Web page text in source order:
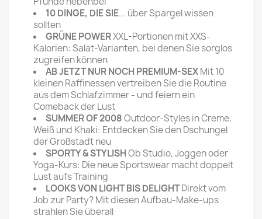
10 DINGE, DIE SIE... über Spargel wissen
sollten
GRÜNE POWERXXL-Portionen mit XXS-
Kalorien: Salat-Varianten, bei denen Sie sorglos
zugreifen können
AB JETZT NUR NOCH PREMIUM-SEXMit 10
kleinen Raffinessen vertreiben Sie die Routine
aus dem Schlafzimmer - und feiern ein
Comeback der Lust
SUMMER OF 2008Outdoor-Styles in Creme,
Weiß und Khaki: Entdecken Sie den Dschungel
der Großstadt neu
SPORTY & STYLISHOb Studio, Joggen oder
Yoga-Kurs: Die neue Sportswear macht doppelt
Lust aufs Training
LOOKS VON LIGHT BIS DELIGHTDirekt vom
Job zur Party? Mit diesen Aufbau-Make-ups
strahlen Sie überall